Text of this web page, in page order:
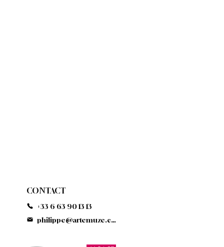
CONTACT
+33 6 63 90 13 13
philippe@artemuze.com